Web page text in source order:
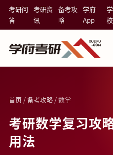
考研问
答
考研资
讯
备考攻
略
学府
App
校
首页/备考攻略/ 数学
考研数学复习攻
用法